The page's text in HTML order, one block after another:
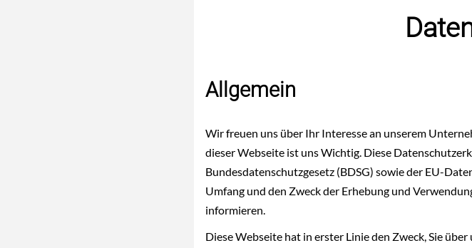
Allgemein
Wir freuen uns über Ihr Interesse an unserem
dieser Webseite ist uns Wichtig. Diese
Bundesdatenschutzgesetz (BDSG) sowie der EU-
Umfang und den Zweck der Erhebung und
informieren.
Diese Webseite hat in erster Linie den Zweck, Sie